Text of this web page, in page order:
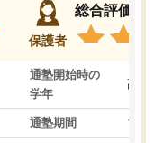
保護者
総合評価
通塾開始時の
学年
高3
通塾期間 1～3